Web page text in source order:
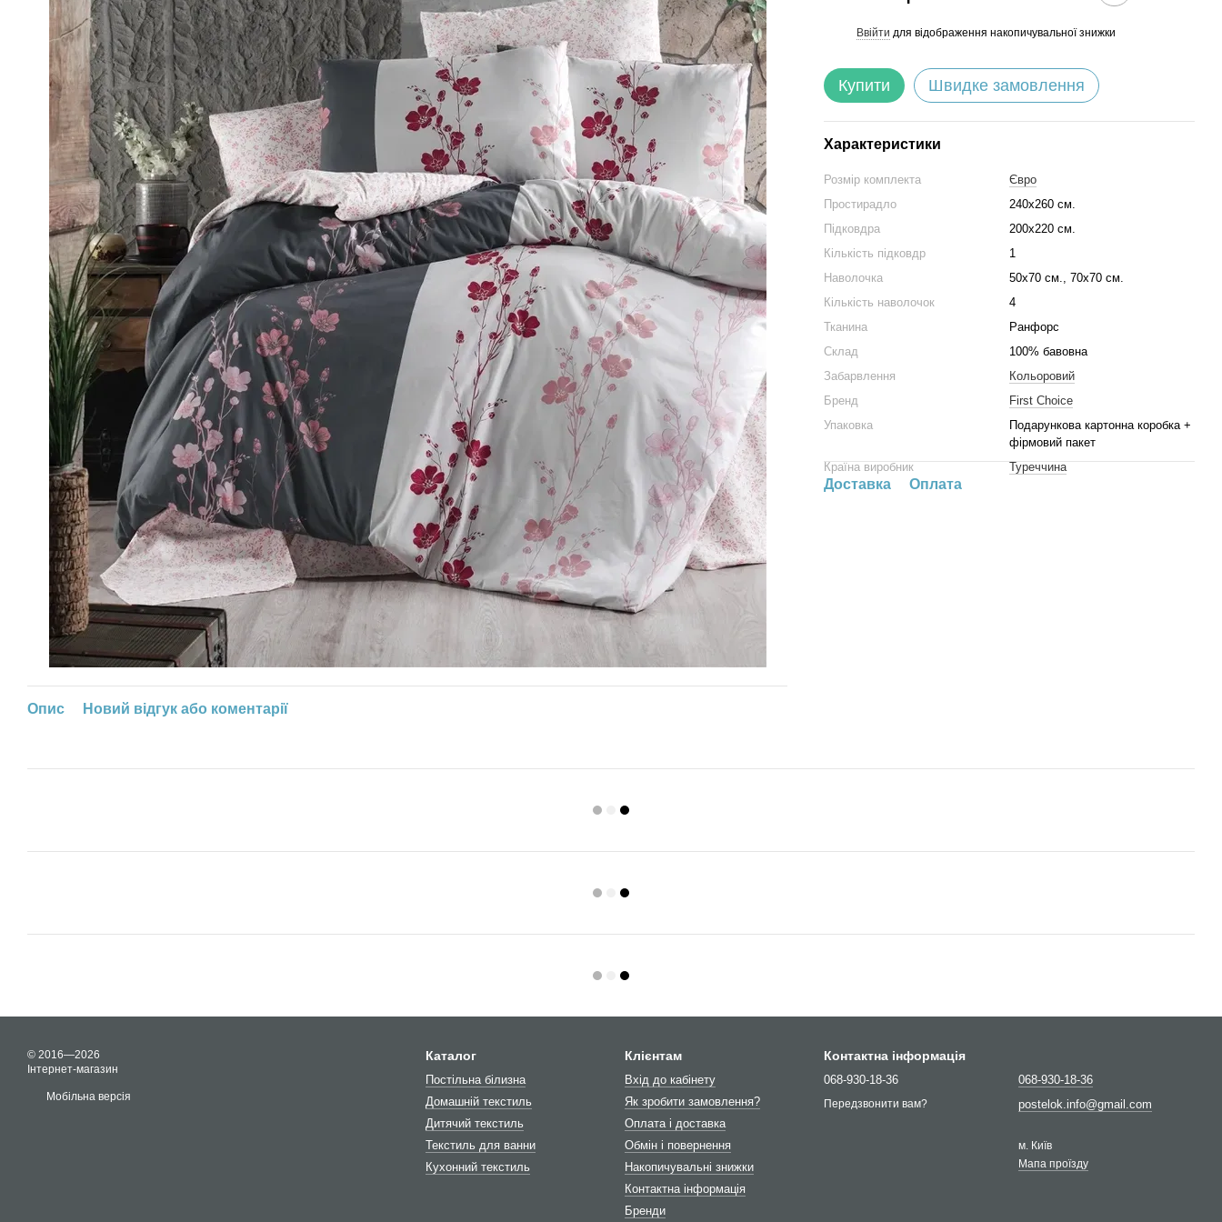
Опис Новий відгук або коментарії
Ввійти для відображення накопичувальної знижки
Купити Швидке замовлення
Характеристики
Розмір комплекта
Євро
Простирадло
240х260 см.
Підковдра
200х220 см.
Кількість підковдр
1
Наволочка
50х70 см., 70х70 см.
Кількість наволочок
4
Тканина
Ранфорс
Склад
100% бавовна
Забарвлення
Кольоровий
Бренд
First Choice
Упаковка
Подарункова картонна коробка +
фірмовий пакет
Країна виробник
Туреччина
Доставка Оплата
© 2016—2026
Інтернет-магазин
Мобільна версія
Каталог
Постільна білизна
Домашній текстиль
Дитячий текстиль
Текстиль для ванни
Кухонний текстиль
Клієнтам
Вхід до кабінету
Як зробити замовлення?
Оплата і доставка
Обмін і повернення
Накопичувальні знижки
Контактна інформація
Бренди
Контактна інформація
068-930-18-36
Передзвонити вам?
068-930-18-36
postelok.info@gmail.com
м. Київ
Мапа проїзду